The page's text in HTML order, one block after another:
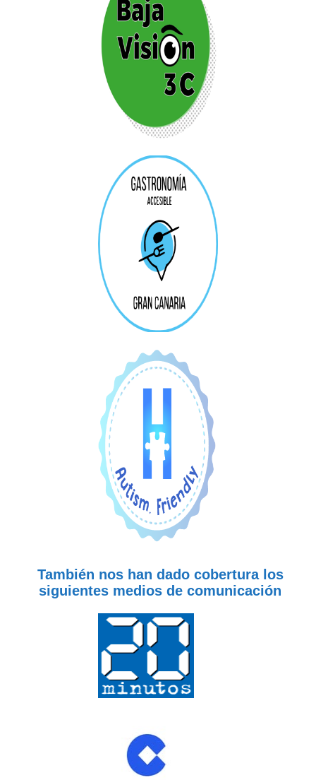
También nos han dado cobertura los
siguientes medios de comunicación